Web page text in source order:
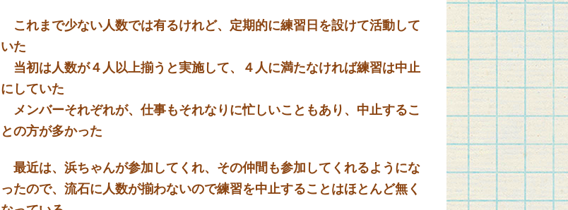
これまで少ない人数では有るけれど、定期的に練習日を設けて活動して
いた
当初は人数が４人以上揃うと実施して、４人に満たなければ練習は中止
にしていた
メンバーそれぞれが、仕事もそれなりに忙しいこともあり、中止するこ
との方が多かった
最近は、浜ちゃんが参加してくれ、その仲間も参加してくれるようにな
ったので、流石に人数が揃わないので練習を中止することはほとんど無く